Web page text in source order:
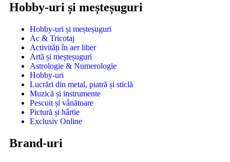
Hobby-uri și meșteșuguri
Hobby-uri și meșteșuguri
Ac & Tricotaj
Activități în aer liber
Artă și meșteșuguri
Astrologie & Numerologie
Hobby-uri
Lucrări din metal, piatră și sticlă
Muzică și instrumente
Pescuit și vânătoare
Pictură și hârtie
Exclusiv Online
Brand-uri